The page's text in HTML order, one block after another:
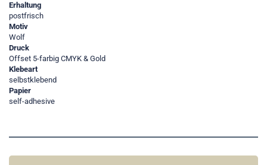
Erhaltung
postfrisch
Motiv
Wolf
Druck
Offset 5-farbig CMYK & Gold
Klebeart
selbstklebend
Papier
self-adhesive